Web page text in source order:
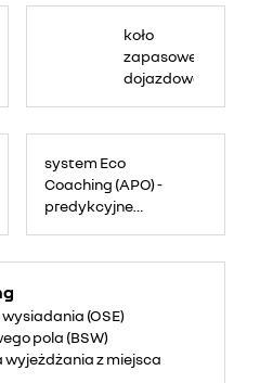
koło
zapasowe
dojazdowe
system Eco
Coaching (APO) -
predykcyjne
(OSE)
pola (BSW)
z miejsca